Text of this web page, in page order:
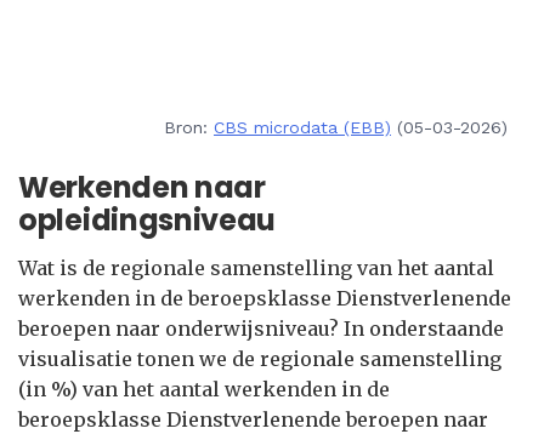
Bron: CBS microdata (EBB) (05-03-2026)
Werkenden naar
opleidingsniveau
Wat is de regionale samenstelling van het aantal
werkenden in de beroepsklasse Dienstverlenende
beroepen naar onderwijsniveau? In onderstaande
visualisatie tonen we de regionale samenstelling
(in %) van het aantal werkenden in de
beroepsklasse Dienstverlenende beroepen naar